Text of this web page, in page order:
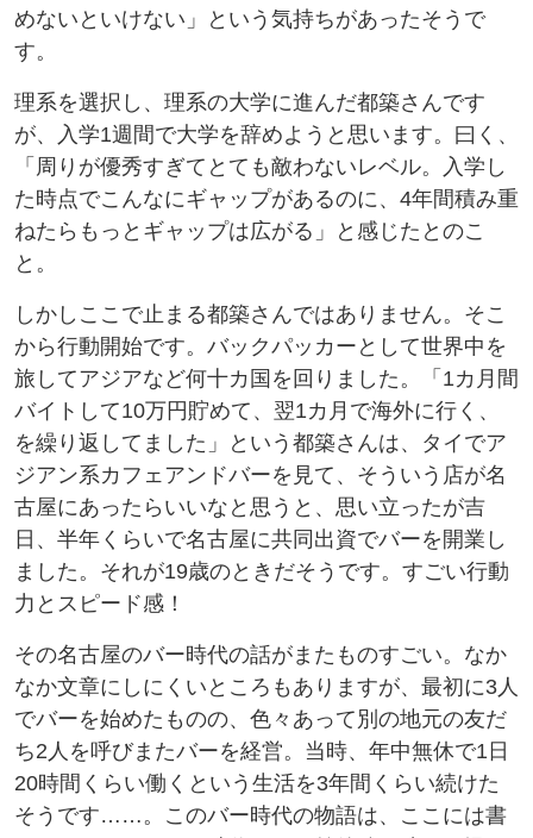
めないといけない」という気持ちがあったそうで
す。
理系を選択し、理系の大学に進んだ都築さんです
が、入学1週間で大学を辞めようと思います。曰く、
「周りが優秀すぎてとても敵わないレベル。入学し
た時点でこんなにギャップがあるのに、4年間積み重
ねたらもっとギャップは広がる」と感じたとのこ
と。
しかしここで止まる都築さんではありません。そこ
から行動開始です。バックパッカーとして世界中を
旅してアジアなど何十カ国を回りました。「1カ月間
バイトして10万円貯めて、翌1カ月で海外に行く、
を繰り返してました」という都築さんは、タイでア
ジアン系カフェアンドバーを見て、そういう店が名
古屋にあったらいいなと思うと、思い立ったが吉
日、半年くらいで名古屋に共同出資でバーを開業し
ました。それが19歳のときだそうです。すごい行動
力とスピード感！
その名古屋のバー時代の話がまたものすごい。なか
なか文章にしにくいところもありますが、最初に3人
でバーを始めたものの、色々あって別の地元の友だ
ち2人を呼びまたバーを経営。当時、年中無休で1日
20時間くらい働くという生活を3年間くらい続けた
そうです……。このバー時代の物語は、ここには書